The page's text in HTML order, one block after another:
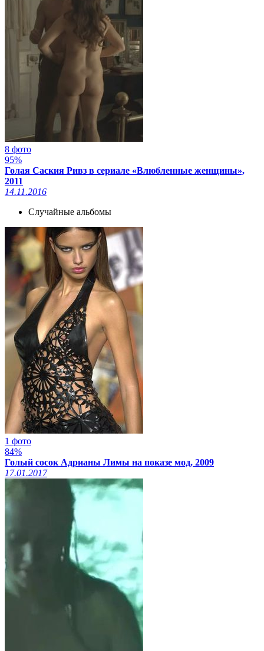
8 фото
95%
Голая Саския Ривз в сериале «Влюбленные женщины»,
2011
14.11.2016
Случайные альбомы
1 фото
84%
Голый сосок Адрианы Лимы на показе мод, 2009
17.01.2017